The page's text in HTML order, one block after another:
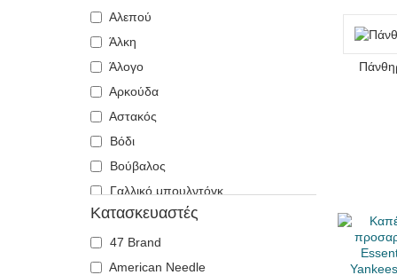
Πέτρα
Πολύχρωμο
Πορτοκαλί
Πράσινο
Ροζ
Χακί
Αλεπού
Άλκη
Άλογο
Αρκούδα
Αστακός
Βόδι
Βούβαλος
Γαλλικό μπουλντόγκ
Γάλλος
Γάτα
Γατόπαρδος
Κατασκευαστές
47 Brand
American Needle